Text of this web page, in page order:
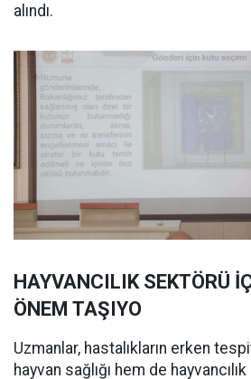
alındı.
HAYVANCILIK SEKTÖRÜ
ÖNEM TAŞIYO
Uzmanlar, hastalıkların erken
hayvan sağlığı hem de